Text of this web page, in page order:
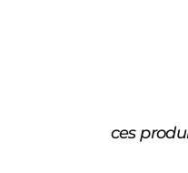
ces